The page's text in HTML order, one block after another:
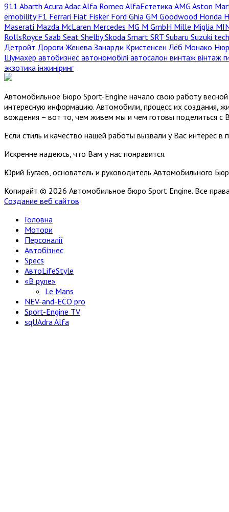
911 Abarth Acura AdacAlfa Romeo AlfaЕстетика AMG Aston
emobilityF1 Ferrari Fiat Fisker Ford Ghia GM Goodwood Honda
Maserati Mazda McLaren Mercedes MG M GmbH Mille Miglia
RollsRoyce Saab Seat ShelbySkoda Smart SRT Subaru Suzuki
Детройт Дороги Женева Занарди Кристенсен Лёб Монако
Шумахер автобизнес автономобілі автосалон винтаж вінтаж
экзотика інжиніринг
Автомобильное Бюро Sport-Engine начало свою работу
интересную информацию. Автомобили, процесс их создания,
вождения – вот то, чем живем мы и чем готовы поделиться с
Если стиль и качество нашей работы вызвали у Вас интерес в
Искренне надеюсь, что Вам у нас понравится.
Юрий Бугаев, основатель и руководитель Автомобильного
Копирайт © 2026 Автомобильное бюро Sport Engine. Все
Создание веб сайтов
Головна
Мотори
Персоналії
Автобізнес
Specs
АвтоLifeStyle
«В руле»
Le Mans
NEV-and-ECO pro
Sport-Engine TV
sqUAdra Alfa